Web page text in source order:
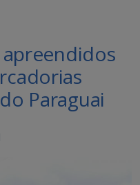
Paraguai